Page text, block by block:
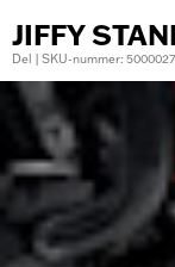
JIFFY
Del | SKU-nummer: